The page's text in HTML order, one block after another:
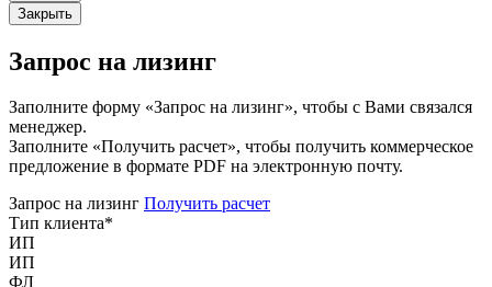
Закрыть
Запрос на лизинг
Заполните форму «Запрос на лизинг», чтобы с Вами связался
менеджер.
Заполните «Получить расчет», чтобы получить коммерческое
предложение в формате PDF на электронную почту.
Запрос на лизинг Получить расчет
Тип клиента*
ИП
ИП
ФЛ